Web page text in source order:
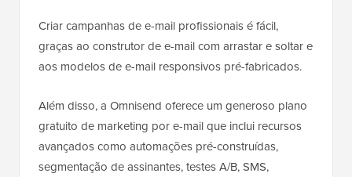
Criar campanhas de e-mail profissionais é fácil,
graças ao construtor de e-mail com arrastar e soltar e
aos modelos de e-mail responsivos pré-fabricados.
Além disso, a Omnisend oferece um generoso plano
gratuito de marketing por e-mail que inclui recursos
avançados como automações pré-construídas,
segmentação de assinantes, testes A/B, SMS,